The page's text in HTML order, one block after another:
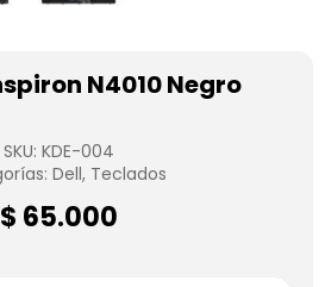
N4010 Negro
SKU: KDE-004
Dell, Teclados
$ 65.000